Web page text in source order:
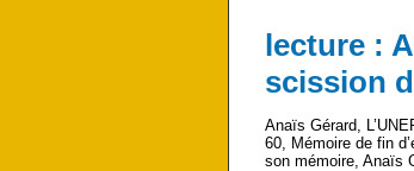
lecture :
scission
Anaïs Gérard,
60, Mémoire de fin
son mémoire, Anaïs